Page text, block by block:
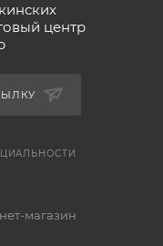
центр
магазин